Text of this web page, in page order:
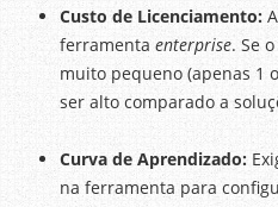
Custo de Licenciamento:
ferramentaenterprise. Se
muito pequeno (apenas 1
ser alto comparado a
Curva de Aprendizado:
na ferramenta para